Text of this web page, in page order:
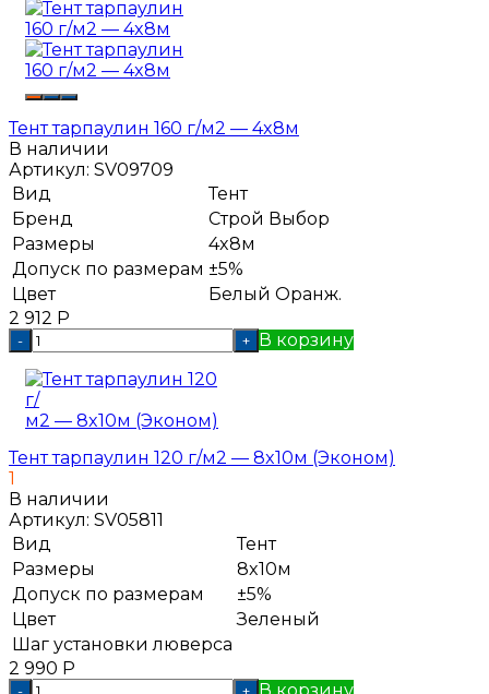
Тент тарпаулин 160 г/м2 — 4x8м
В наличии
Артикул: SV09709
Вид
Тент
Бренд
Строй Выбор
Размеры
4x8м
Допуск по размерам ±5%
Цвет
Белый Оранж.
2 912 Р
- + В корзину
Тент тарпаулин 120 г/м2 — 8x10м (Эконом)
1
В наличии
Артикул: SV05811
Вид
Тент
Размеры
8x10м
Допуск по размерам
±5%
Цвет
Зеленый
Шаг установки люверса
2 990 Р